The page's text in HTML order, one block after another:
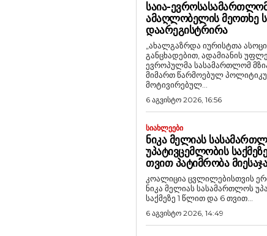
ᲡᲐᲘᲐ-
ᲐᲛᲐᲦᲚᲝᲑᲔᲚᲘᲡ ᲛᲔᲝᲗᲮᲔ
ᲓᲐᲐᲠᲔᲒᲘᲡᲢᲠᲘᲠᲐ
„ახალგაზრდა იურისტთა
განცხადებით, ადამიანის
ევროპულმა სასამართლომ
მიმართ წარმოებულ
მოტივირებულ...
6 აგვისტო 2026, 16:56
ᲡᲘᲐᲮᲚᲔᲔᲑᲘ
ᲜᲘᲙᲐ ᲛᲔᲚᲘᲐᲡ
ᲣᲞᲐᲢᲘᲕᲪᲔᲛᲚᲝᲑᲘᲡ
ᲗᲕᲘᲗ ᲞᲐᲢᲘᲛᲠᲝᲑᲐ ᲛᲘᲔᲡᲐᲯᲐ
კოალიცია ცვლილებისთვის
ნიკა მელიას სასამართლოს
საქმეზე 1 წლით და 6 თვით...
6 აგვისტო 2026, 14:49